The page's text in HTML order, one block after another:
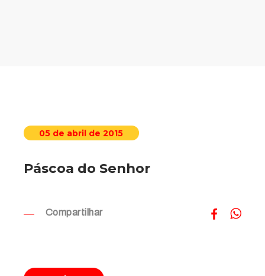
05 de abril de 2015
Páscoa do Senhor
Compartilhar